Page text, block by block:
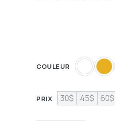
COULEUR
PRIX 30$ 45$ 60$